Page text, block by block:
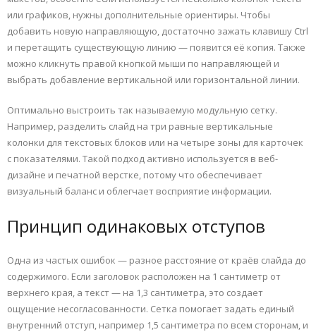
или графиков, нужны дополнительные ориентиры. Чтобы
добавить новую направляющую, достаточно зажать клавишу Ctrl
и перетащить существующую линию — появится её копия. Также
можно кликнуть правой кнопкой мыши по направляющей и
выбрать добавление вертикальной или горизонтальной линии.
Оптимально выстроить так называемую модульную сетку.
Например, разделить слайд на три равные вертикальные
колонки для текстовых блоков или на четыре зоны для карточек
с показателями. Такой подход активно используется в веб-
дизайне и печатной верстке, потому что обеспечивает
визуальный баланс и облегчает восприятие информации.
Принцип одинаковых отступов
Одна из частых ошибок — разное расстояние от краёв слайда до
содержимого. Если заголовок расположен на 1 сантиметр от
верхнего края, а текст — на 1,3 сантиметра, это создает
ощущение несогласованности. Сетка помогает задать единый
внутренний отступ, например 1,5 сантиметра по всем сторонам, и